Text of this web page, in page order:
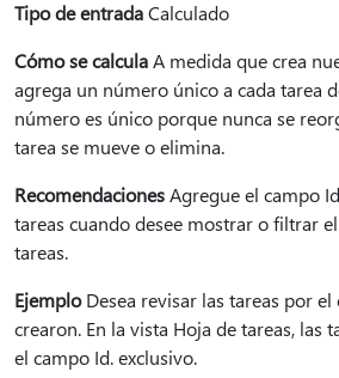
Tipo de entradaCalculado
Cómo se calculaA medida que crea
agrega un número único a cada tarea
número es único porque nunca se
tarea se mueve o elimina.
RecomendacionesAgregue el campo
tareas cuando desee mostrar o filtrar
tareas.
EjemploDesea revisar las tareas por el
crearon. En la vista Hoja de tareas, las
el campo Id. exclusivo.